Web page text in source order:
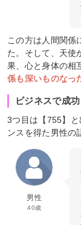
この方は人間関係
た。そして、天使
果、心と身体の相
係も深いものなっ
ビジネスで成
3つ目は【755】
ンスを得た男性の
男性
40歳